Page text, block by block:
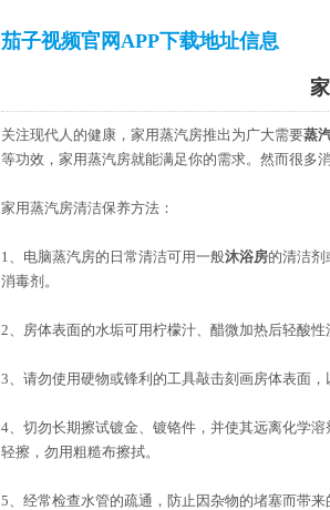
茄子视频官网APP下载地址信息
关注现代人的健康，家用蒸汽房推出为广大需要蒸
等功效，家用蒸汽房就能满足你的需求。然而很多
家用蒸汽房清洁保养方法：
1、电脑蒸汽房的日常清洁可用一般沐浴房的清洁
消毒剂。
2、房体表面的水垢可用柠檬汁、醋微加热后轻酸性
3、请勿使用硬物或锋利的工具敲击刻画房体表面，
4、切勿长期擦试镀金、镀铬件，并使其远离化学
轻擦，勿用粗糙布擦拭。
5、经常检查水管的疏通，防止因杂物的堵塞而带来